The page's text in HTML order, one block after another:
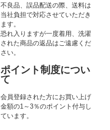
不良品、誤品配送の際、送料は
当社負担で対応させていただき
ます。
恐れ入りますが一度着用、洗濯
された商品の返品はご遠慮くだ
さい。
ポイント制度につい
て
会員登録された方にお買い上げ
金額の1～3％のポイント付与し
ています。